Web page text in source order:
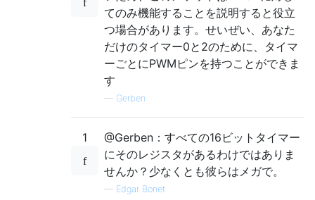
てのみ機能することを説明すると役立
つ場合があります。せいぜい、あなた
だけのタイマー0と2のために、タイマ
ーごとにPWMピンを持つことができま
す
— Gerben
1
@Gerben：すべての16ビットタイマー
にそのレジスタがあるわけではありま
せんか？少なくとも彼らはメガで。
— Edgar Bonet